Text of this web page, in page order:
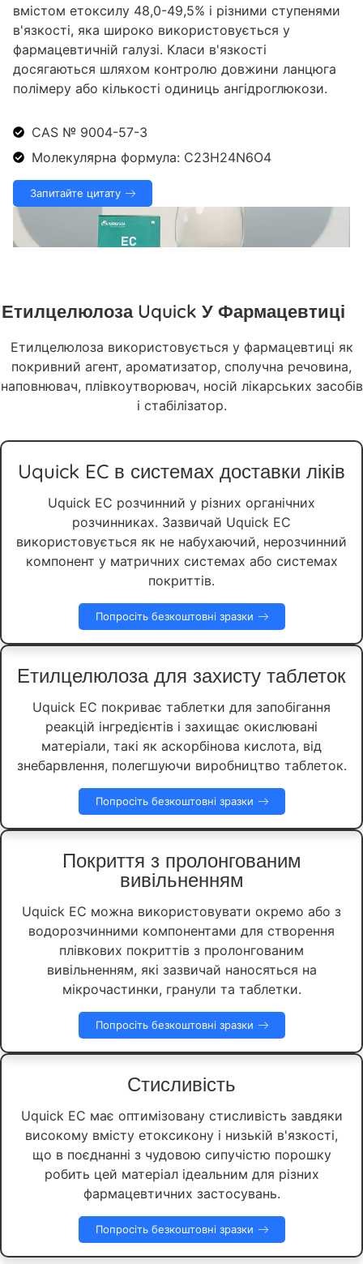
вмістом етоксилу 48,0-49,5% і різними ступенями
в'язкості, яка широко використовується у
фармацевтичній галузі. Класи в'язкості
досягаються шляхом контролю довжини ланцюга
полімеру або кількості одиниць ангідроглюкози.
CAS № 9004-57-3
Молекулярна формула: C23H24N6O4
Запитайте цитату
Етилцелюлоза Uquick У Фармацевтиці
Етилцелюлоза використовується у фармацевтиці як
покривний агент, ароматизатор, сполучна речовина,
наповнювач, плівкоутворювач, носій лікарських засобів
і стабілізатор.
Uquick EC в системах доставки ліків
Uquick EC розчинний у різних органічних
розчинниках. Зазвичай Uquick EC
використовується як не набухаючий, нерозчинний
компонент у матричних системах або системах
покриттів.
Попросіть безкоштовні зразки
Етилцелюлоза для захисту таблеток
Uquick EC покриває таблетки для запобігання
реакцій інгредієнтів і захищає окислювані
матеріали, такі як аскорбінова кислота, від
знебарвлення, полегшуючи виробництво таблеток.
Попросіть безкоштовні зразки
Покриття з пролонгованим
вивільненням
Uquick EC можна використовувати окремо або з
водорозчинними компонентами для створення
плівкових покриттів з пролонгованим
вивільненням, які зазвичай наносяться на
мікрочастинки, гранули та таблетки.
Попросіть безкоштовні зразки
Стисливість
Uquick EC має оптимізовану стисливість завдяки
високому вмісту етоксикону і низькій в'язкості,
що в поєднанні з чудовою сипучістю порошку
робить цей матеріал ідеальним для різних
фармацевтичних застосувань.
Попросіть безкоштовні зразки